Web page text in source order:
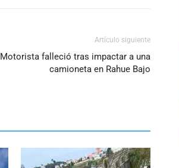
Artículo siguiente
Motorista falleció tras impactar a una
camioneta en Rahue Bajo